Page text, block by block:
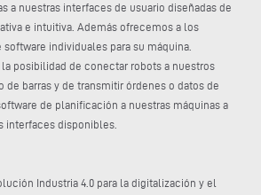
a nuestras interfaces de usuario diseñadas de
e intuitiva. Además ofrecemos a los
individuales para su máquina.
posibilidad de conectar robots a nuestros
de barras y de transmitir órdenes o datos de
de planificación a nuestras máquinas a
interfaces disponibles.
Industria 4.0 para la digitalización y el